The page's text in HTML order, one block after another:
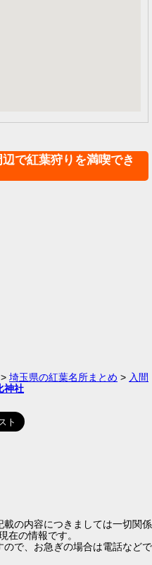
で紅葉狩りを満喫でき
> 埼玉県の紅葉名所まとめ > 入間
神社
の内容につきましては一切関係
の情報です。
で、お急ぎの場合は電話などで